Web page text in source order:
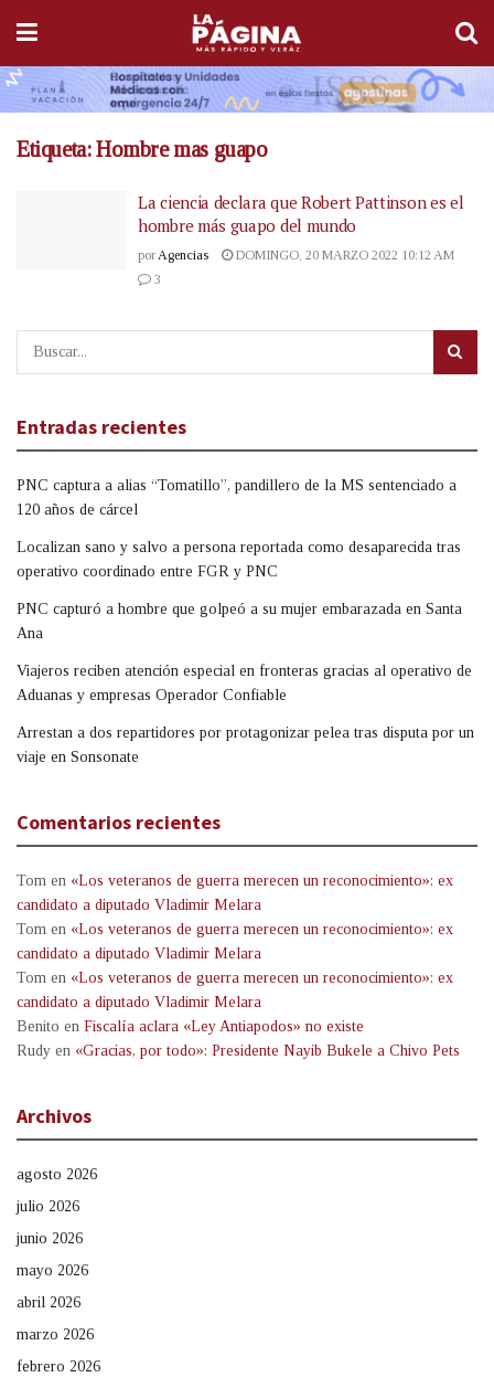
Etiqueta:Hombre mas guapo
La ciencia declara que Robert Pattinson es el
hombre más guapo del mundo
por Agencias
DOMINGO, 20 MARZO 2022 10:12 AM
3
Entradas recientes
PNC captura a alias “Tomatillo”, pandillero de la MS sentenciado a
120 años de cárcel
Localizan sano y salvo a persona reportada como desaparecida tras
operativo coordinado entre FGR y PNC
PNC capturó a hombre que golpeó a su mujer embarazada en Santa
Ana
Viajeros reciben atención especial en fronteras gracias al operativo de
Aduanas y empresas Operador Confiable
Arrestan a dos repartidores por protagonizar pelea tras disputa por un
viaje en Sonsonate
Comentarios recientes
Tom en «Los veteranos de guerra merecen un reconocimiento»: ex
candidato a diputado Vladimir Melara
Tom en «Los veteranos de guerra merecen un reconocimiento»: ex
candidato a diputado Vladimir Melara
Tom en «Los veteranos de guerra merecen un reconocimiento»: ex
candidato a diputado Vladimir Melara
Benito en Fiscalía aclara «Ley Antiapodos» no existe
Rudy en «Gracias, por todo»: Presidente Nayib Bukele a Chivo Pets
Archivos
agosto 2026
julio 2026
junio 2026
mayo 2026
abril 2026
marzo 2026
febrero 2026